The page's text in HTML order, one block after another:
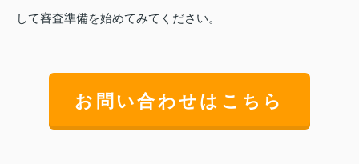
して審査準備を始めてみてください。
お問い合わせはこちら